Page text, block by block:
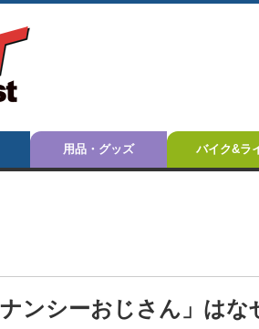
用品・グッズ バイク&ラ
ンシーおじさん」はな